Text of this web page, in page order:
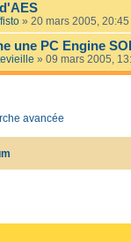
» 20 mars 2005, 20:45
une PC Engine
» 09 mars 2005,
avancée